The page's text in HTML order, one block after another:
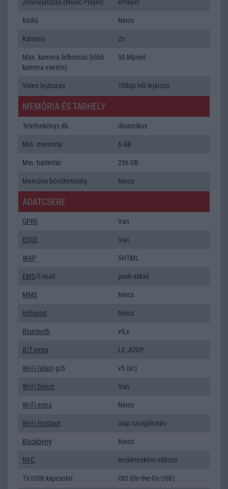
Zenelejátszás (Music Player) ePlayer
Rádió Nincs
Kamera 2x
Max. kamera felbontás (több
kamera esetén)
50 Mpixel
Video lejátszás 1080p HD lejátszó
MEMÓRIA ÉS TÁRHELY
Telefonkönyv db dinamikus
Min. memória 6 GB
Min. háttértár 256 GB
Memória bővíthetőség Nincs
ADATCSERE
GPRS Van
EDGE Van
WAP 5HTML
EMS/E-mail push eMail
MMS Nincs
Infraport Nincs
Bluetooth v5,x
B/T extra LE, A2DP
Wi-Fi (alap) g/b v5 (ac)
Wi-Fi Direct Van
Wi-Fi extra Nincs
Wi-Fi HotSpot alap szolgáltatás
Blackberry Nincs
NFC területenként változó
TV/USB kapcsolat OtG (On-the-Go USB)